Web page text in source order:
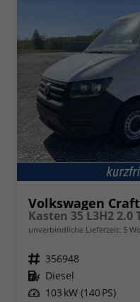
Volkswagen
unverbindliche Lieferzeit: 5
Fahrzeugnr. 356948
Kraftstoff Diesel
Leistung 103 kW (140 PS)